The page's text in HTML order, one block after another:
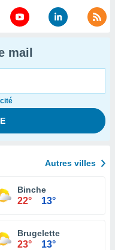
mail
Autres villes
Binche
22° 13°
Brugelette
23° 13°